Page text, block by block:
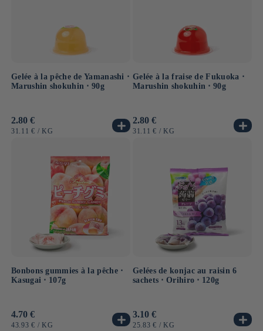
Gelée à la pêche de Yamanashi ⋅
Marushin shokuhin ⋅ 90g
Prix
habituel
2.80 €
PRIX
31.11 € / PAR
KG
Gelée à la fraise de Fukuoka ⋅
Marushin shokuhin ⋅ 90g
Prix
habituel
2.80 €
PRIX
31.11 € / PAR
KG
Bonbons gummies à la pêche ⋅
Kasugai ⋅ 107g
Prix
habituel
4.70 €
PRIX
43.93 € / PAR
KG
Gelées de konjac au raisin 6
sachets ⋅ Orihiro ⋅ 120g
Prix
habituel
3.10 €
PRIX
25.83 € / PAR
KG